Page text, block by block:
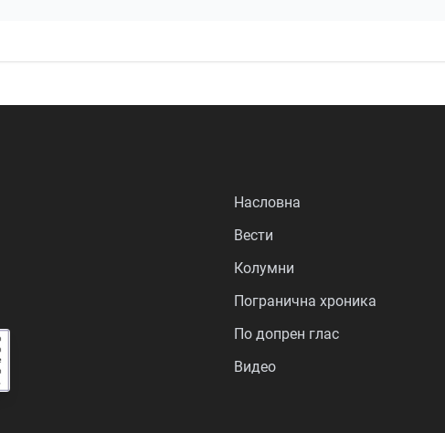
Насловна
Вести
Колумни
Погранична хроника
По допрен глас
Видео